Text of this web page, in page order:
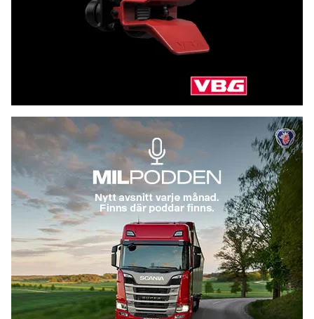
antalet myndigheter. När myndigheter jobbar inom
liknande områden kan vi stärka verksamheten
genom att samla både uppgifter och kompetens,
säger civilminister Erik Slottner..
scania